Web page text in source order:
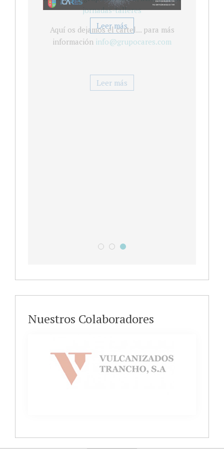
jornadas-talleres
Aquí os dejamos el cartel... para más
información info@grupocares.com
Leer más
Campus de Verano en Laviada
Ven a pasarlo de miedooooooo
IX Campus Deportivo Gijón
Nuestros Colaboradores